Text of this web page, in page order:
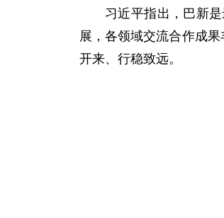
习近平指出，巴新
展，各领域交流合作成
开来、行稳致远。